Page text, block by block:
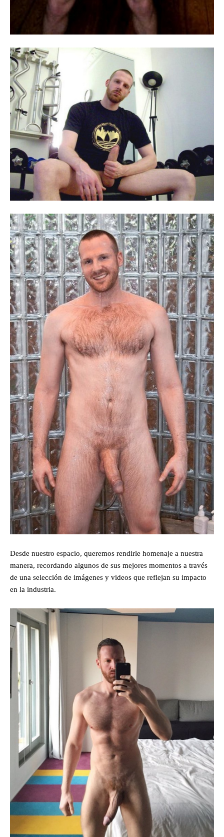
Desde nuestro espacio, queremos rendirle homenaje a nuestra
manera, recordando algunos de sus mejores momentos a través
de una selección de imágenes y videos que reflejan su impacto
en la industria.